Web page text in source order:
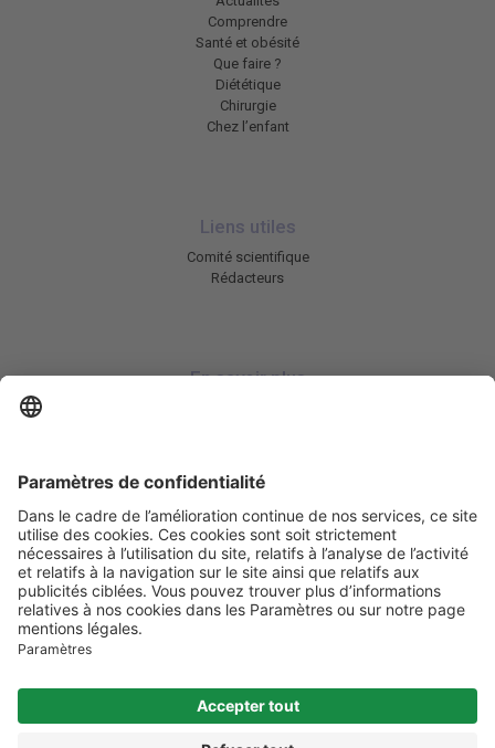
Comprendre
Santé et obésité
Que faire ?
Diététique
Chirurgie
Chez l’enfant
Liens utiles
Comité scientifique
Rédacteurs
En savoir plus
Abonnez-vous à notre newsletter
Informez-moi
substituent en aucun cas à la consultation des professionnels de santé